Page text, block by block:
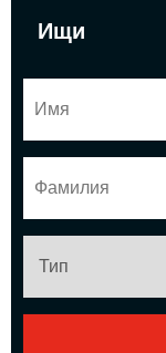
Ищи